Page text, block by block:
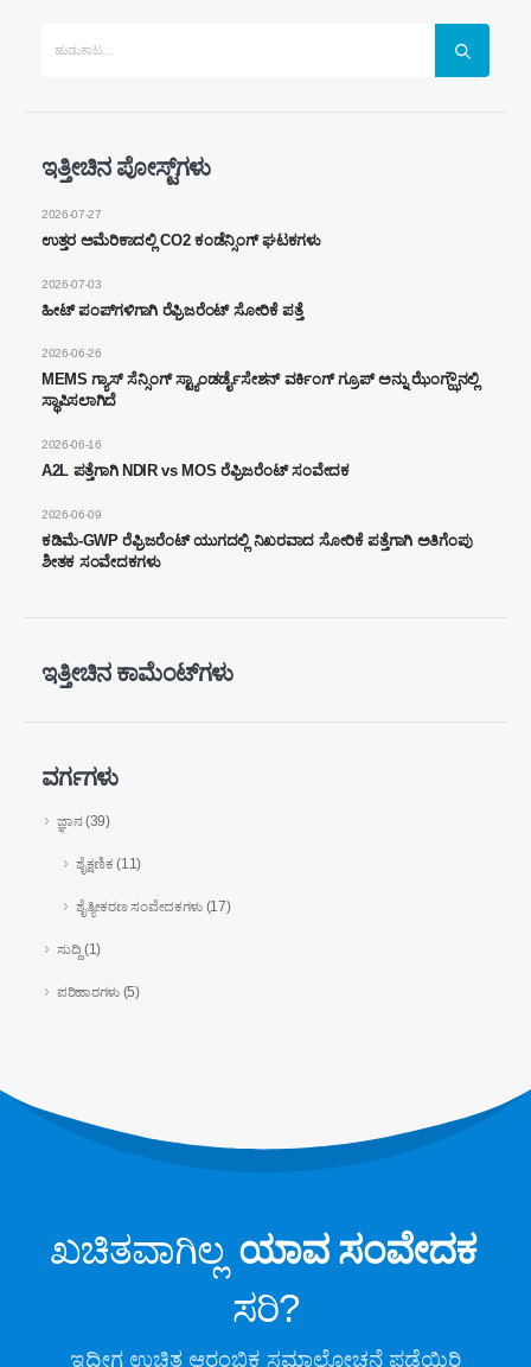
ಇತ್ತೀಚಿನ ಪೋಸ್ಟ್‌ಗಳು
ಉತ್ತರ ಅಮೆರಿಕಾದಲ್ಲಿ CO2 ಕಂಡೆನ್ಸಿಂಗ್ ಘಟಕಗಳು
2026-07-27
ಹೀಟ್ ಪಂಪ್‌ಗಳಿಗಾಗಿ ರೆಫ್ರಿಜರೆಂಟ್ ಸೋರಿಕೆ ಪತ್ತೆ
2026-07-03
MEMS ಗ್ಯಾಸ್ ಸೆನ್ಸಿಂಗ್ ಸ್ಟ್ಯಾಂಡರ್ಡೈಸೇಶನ್ ವರ್ಕಿಂಗ್ ಗ್ರೂಪ್ ಅನ್ನು ಝೆಂಗ್ಝೌನಲ್ಲಿ
ಸ್ಥಾಪಿಸಲಾಗಿದೆ
2026-06-26
A2L ಪತ್ತೆಗಾಗಿ NDIR vs MOS ರೆಫ್ರಿಜರೆಂಟ್ ಸಂವೇದಕ
2026-06-16
ಕಡಿಮೆ-GWP ರೆಫ್ರಿಜರೆಂಟ್ ಯುಗದಲ್ಲಿ ನಿಖರವಾದ ಸೋರಿಕೆ ಪತ್ತೆಗಾಗಿ ಅತಿಗೆಂಪು
ಶೀತಕ ಸಂವೇದಕಗಳು
2026-06-09
ಇತ್ತೀಚಿನ ಕಾಮೆಂಟ್‌ಗಳು
ವರ್ಗಗಳು
ಜ್ಞಾನ(39)
ಶೈಕ್ಷಣಿಕ (11)
ಶೈತ್ಯೀಕರಣ ಸಂವೇದಕಗಳು(17)
ಸುದ್ದಿ (1)
ಪರಿಹಾರಗಳು(5)
ಖಚಿತವಾಗಿಲ್ಲ ಯಾವ ಸಂವೇದಕ
ಸರಿ?
ಇದೀಗ ಉಚಿತ ಆರಂಭಿಕ ಸಮಾಲೋಚನೆ ಪಡೆಯಿರಿ
ನಮ್ಮನ್ನು ಸಂಪರ್ಕಿಸಿ
ದೂರವಿರು :0086-371-67169097
ಇಮೇಲ್ ಕಳುಹಿಸು
8618595618735
WeChat
R454B ಸಂವೇದಕ
ನಮ್ಮ ಪರಿಹಾರ
ಎಚ್‌ವಿಎಸಿ ವ್ಯವಸ್ಥೆಗಳಿಗೆ ಶೈತ್ಯೀಕರಣದ ಸೋರಿಕೆ
ಕೈಗಾರಿಕಾ ಶೈತ್ಯೀಕರಣ ಅನಿಲ ಮೇಲ್ವಿಚಾರಣೆ